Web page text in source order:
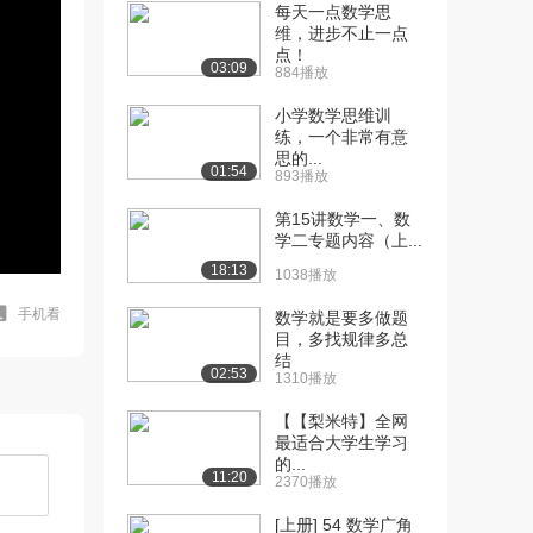
手机看
03:09
每天一点数学思
维，进步不止一点
点！
884播放
01:54
小学数学思维训
练，一个非常有意
思的...
893播放
18:13
第15讲数学一、数
学二专题内容（上...
1038播放
02:53
数学就是要多做题
目，多找规律多总
结
1310播放
11:20
【【梨米特】全网
最适合大学生学习
的...
2370播放
[上册] 54 数学广角